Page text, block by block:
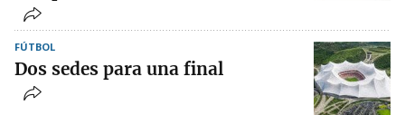
FÚTBOL
Dos sedes para una final